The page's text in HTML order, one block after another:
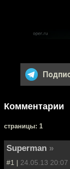
Комментарии
cтраницы: 1
Superman »
#1 | 24.05.13 20:07